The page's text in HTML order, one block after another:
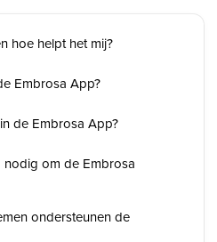
hoe helpt het mij?
Embrosa App?
de Embrosa App?
om de Embrosa
ondersteunen de